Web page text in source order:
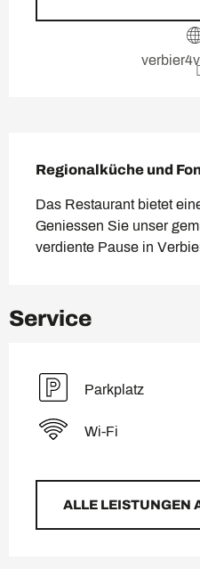
Regionalküche und
Das Restaurant bietet
Geniessen Sie unser
verdiente Pause in
Service
Parkplatz
Wi-Fi
ALLE LEISTUNGEN